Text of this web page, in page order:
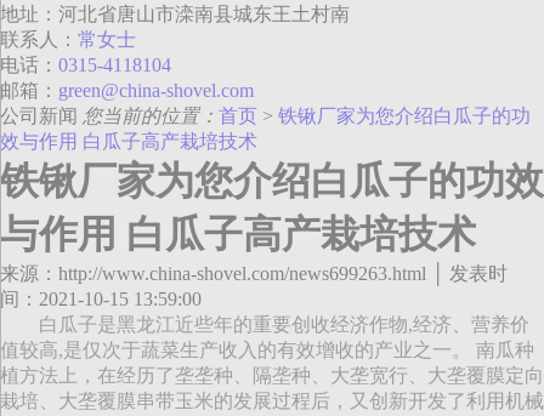
地址：河北省唐山市滦南县城东王土村南
联系人： 常女士
电话： 0315-4118104
邮箱： green@china-shovel.com
公司新闻 您当前的位置： 首页 > 铁锹厂家为您介绍白瓜子的功
效与作用 白瓜子高产栽培技术
铁锹厂家为您介绍白瓜子的功效
与作用 白瓜子高产栽培技术
来源：http://www.china-shovel.com/news699263.html │ 发表时
间：2021-10-15 13:59:00
白瓜子是黑龙江近些年的重要创收经济作物,经济、营养价
值较高,是仅次于蔬菜生产收入的有效增收的产业之一。 南瓜种
植方法上，在经历了垄垄种、隔垄种、大垄宽行、大垄覆膜定向
栽培、大垄覆膜串带玉米的发展过程后，又创新开发了利用机械